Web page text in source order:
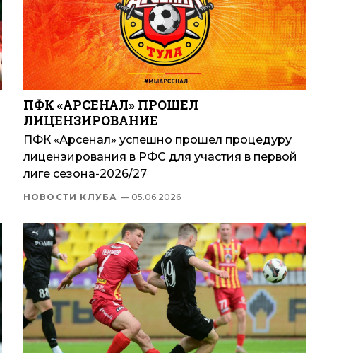
ПФК «АРСЕНАЛ» ПРОШЕЛ
ЛИЦЕНЗИРОВАНИЕ
ПФК «Арсенал» успешно прошел процедуру
лицензирования в РФС для участия в первой
лиге сезона-2026/27
НОВОСТИ КЛУБА — 05.06.2026